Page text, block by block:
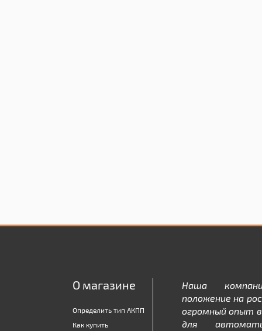
О магазине
Определить тип АКПП
Как купить
Наша
положение на
огромный опыт
для